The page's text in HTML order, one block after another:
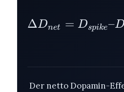
ΔDnet = Dspike–
Der netto Dopamin-